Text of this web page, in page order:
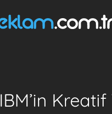
IBM’in